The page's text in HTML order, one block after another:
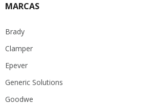
MARCAS
Brady
Clamper
Epever
Generic Solutions
Goodwe